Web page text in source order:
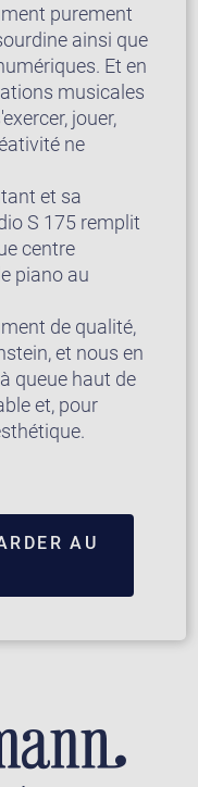
purement
ainsi que
Et en
musicales
jouer,
ne
et sa
S 175 remplit
centre
piano au
de qualité,
et nous en
queue haut de
et, pour
AU